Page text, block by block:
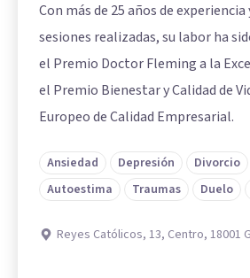
Con más de 25 años de experiencia
sesiones realizadas, su labor ha
el Premio Doctor Fleming a la
el Premio Bienestar y Calidad de
Europeo de Calidad Empresarial.
Ansiedad Depresión Divorcio
Autoestima
Traumas Duelo
Reyes Católicos, 13, Centro, 18001